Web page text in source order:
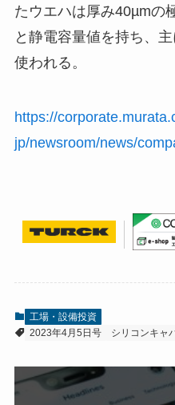
たウエハは厚み40µmの
と静電容量値を持ち、
使われる。
https://
jp/newsroom/news/
工場・設備投資
2023年4月5日号
シリコンキャ